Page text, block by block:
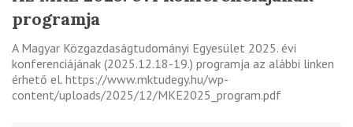
programja
A Magyar Közgazdaságtudományi Egyesület 2025. évi
konferenciájának (2025.12.18-19.) programja az alábbi linken
érhető el. https://www.mktudegy.hu/wp-
content/uploads/2025/12/MKE2025_program.pdf